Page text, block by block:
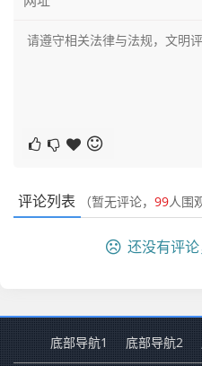
评论列表 （暂无评论， 99人围
还没有评
底部导航1 底部导航2